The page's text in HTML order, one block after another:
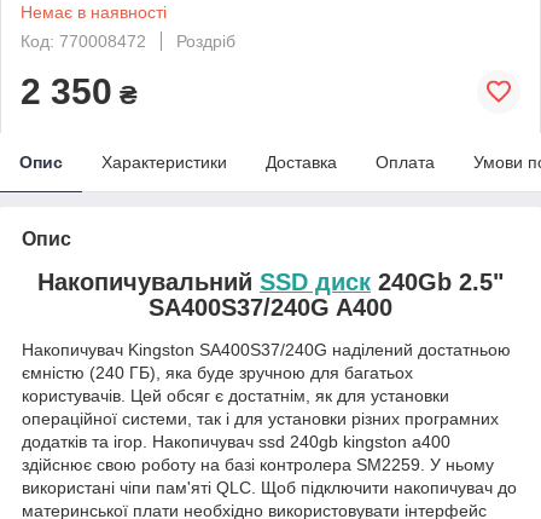
Немає в наявності
Код: 770008472
Роздріб
2 350 ₴
Опис Характеристики Доставка Оплата Умови
Опис
Накопичувальний SSD диск 240Gb 2.5"
SA400S37/240G A400
Накопичувач Kingston SA400S37/240G наділений достатньою
ємністю (240 ГБ), яка буде зручною для багатьох
користувачів. Цей обсяг є достатнім, як для установки
операційної системи, так і для установки різних програмних
додатків та ігор. Накопичувач ssd 240gb kingston a400
здійснює свою роботу на базі контролера SM2259. У ньому
використані чіпи пам'яті QLC. Щоб підключити накопичувач до
материнської плати необхідно використовувати інтерфейс